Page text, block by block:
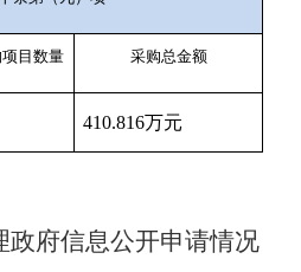
目数量 采购总金额
410.816万元
政府信息公开申请情况